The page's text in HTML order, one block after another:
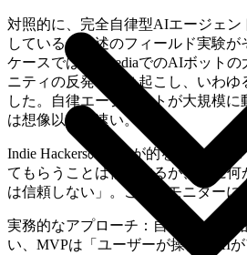
対照的に、完全自律型AIエージェン
している。前述のフィールド実験
ケースではWikipediaでのAIボットの
ニティの反発を引き起こし、いわゆ
した。自律エージェントが大規模
は想像以上に速い。
Indie Hackersの観察が的を射ている
てもらうことは信頼するが、AIに何
は信頼しない」。これをモニターに
実務的なアプローチ：自律性は長期
い、MVPは「ユーザーが操作 + AI